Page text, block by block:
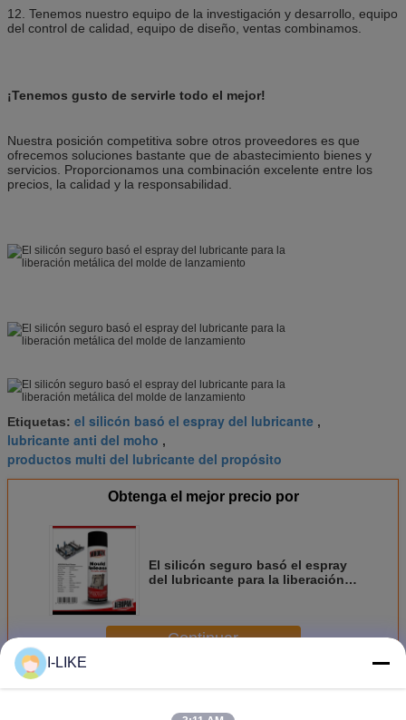
12. Tenemos nuestro equipo de la investigación y desarrollo, equipo
del control de calidad, equipo de diseño, ventas combinamos.
¡Tenemos gusto de servirle todo el mejor!
Nuestra posición competitiva sobre otros proveedores es que
ofrecemos soluciones bastante que de abastecimiento bienes y
servicios. Proporcionamos una combinación excelente entre los
precios, la calidad y la responsabilidad.
Etiquetas: el silicón basó el espray del lubricante ,
lubricante anti del moho ,
productos multi del lubricante del propósito
Obtenga el mejor precio por
El silicón seguro basó el espray
del lubricante para la liberación
Continuar
MásEspray multi del lubricante del propósito
I-LIKE